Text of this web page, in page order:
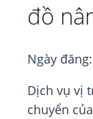
đồ
Ngày đăng:
Dịch vụ vị
chuyển